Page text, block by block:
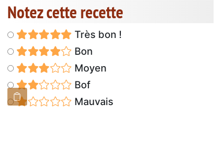
Notez cette recette
Très bon !
Bon
Moyen
Bof
Mauvais